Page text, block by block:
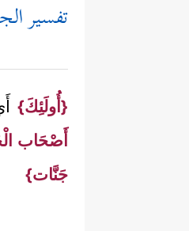
تفسير
{أُولَئِكَ}
أَصْحَاب
جَنَّات}